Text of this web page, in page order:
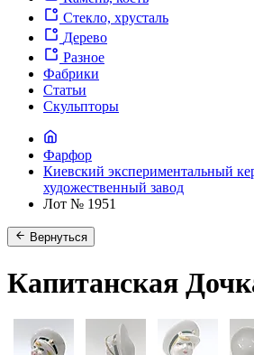
Стекло, хрусталь
Дерево
Разное
Фабрики
Статьи
Скульпторы
Фарфор
Киевский экспериментальный
художественный завод
Лот № 1951
Вернуться
Капитанская